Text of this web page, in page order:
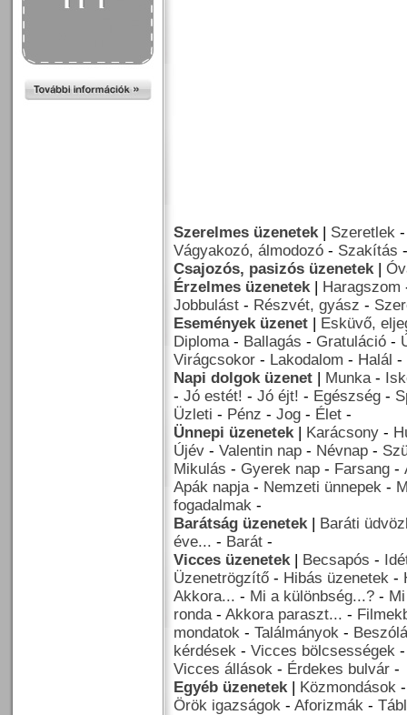
Szerelmes üzenetek| Szeretlek
Vágyakozó, álmodozó - Szakítás
Csajozós, pasizós üzenetek|
Érzelmes üzenetek| Haragszom
Jobbulást - Részvét, gyász -
Események üzenet | Esküvő,
Diploma- Ballagás - Gratuláció -
Virágcsokor - Lakodalom - Halál -
Napi dolgok üzenet | Munka-
- Jó estét! - Jó éjt! - Egészség -
Üzleti - Pénz - Jog - Élet -
Ünnepi üzenetek| Karácsony -
Újév - Valentin nap - Névnap -
Mikulás - Gyerek nap - Farsang -
Apák napja- Nemzeti ünnepek -
fogadalmak -
Barátság üzenetek| Baráti
éve... - Barát -
Vicces üzenetek| Becsapós -
Üzenetrögzítő - Hibás üzenetek -
Akkora... - Mi a különbség...? -
ronda- Akkora paraszt... -
mondatok - Találmányok -
kérdések - Vicces bölcsességek
Vicces állások - Érdekes bulvár -
Egyéb üzenetek| Közmondások
Örök igazságok - Aforizmák -